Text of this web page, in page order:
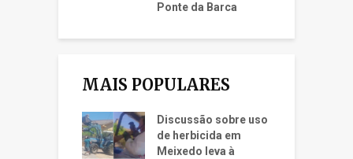
Ponte da Barca
MAIS POPULARES
Discussão sobre uso
de herbicida em
Meixedo leva à